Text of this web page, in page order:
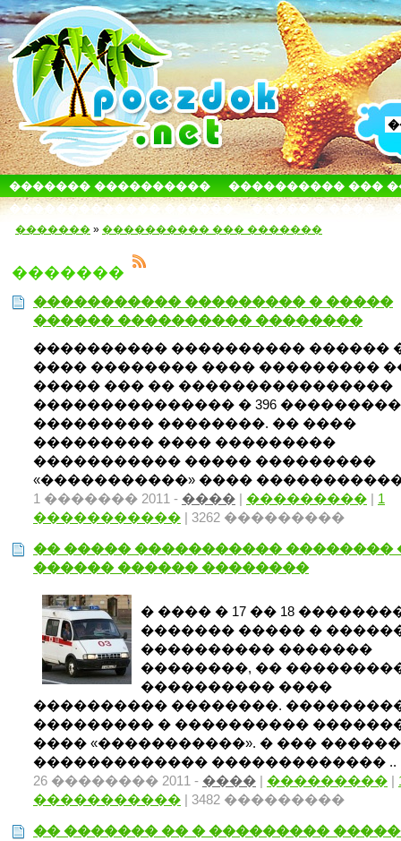
������� ����������
���������� ���
������������� ������
����� � ����
������� » ���������� ��� �������
�������
����������� ��������� � �����
������ ���������� ��������
���������� ���������� ������
���� �������� ���� ���������
����� ��� �� ����������������
��������������� � 396
��������� ��������. �� ����
��������� ���� ���������
����������� ����� ���������
«�����������» ���� �����������.
1 ������� 2011 - ���� | ��������� | 1
����������� | 3262 ���������
�� ����� ����������� ��������
������ ������ ��������
� ���� � 17 �� 18
������� ����� �
���������� �������
��������, ��
���������� ����
���������� ��������.
��������� � ����������
���� «�����������». � ���
������������� ������������� ..
26 �������� 2011 - ���� | ��������� |
����������� | 3482 ���������
�� ������� �� � ���������